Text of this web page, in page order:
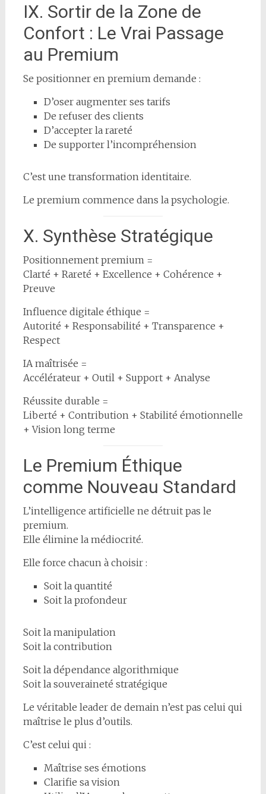
IX. Sortir de la Zone de
Confort : Le Vrai Passage
au Premium
Se positionner en premium demande :
D’oser augmenter ses tarifs
De refuser des clients
D’accepter la rareté
De supporter l’incompréhension
C’est une transformation identitaire.
Le premium commence dans la psychologie.
X. Synthèse Stratégique
Positionnement premium =
Clarté + Rareté + Excellence + Cohérence +
Preuve
Influence digitale éthique =
Autorité + Responsabilité + Transparence +
Respect
IA maîtrisée =
Accélérateur + Outil + Support + Analyse
Réussite durable =
Liberté + Contribution + Stabilité émotionnelle
+ Vision long terme
Le Premium Éthique
comme Nouveau Standard
L’intelligence artificielle ne détruit pas le
premium.
Elle élimine la médiocrité.
Elle force chacun à choisir :
Soit la quantité
Soit la profondeur
Soit la manipulation
Soit la contribution
Soit la dépendance algorithmique
Soit la souveraineté stratégique
Le véritable leader de demain n’est pas celui qui
maîtrise le plus d’outils.
C’est celui qui :
Maîtrise ses émotions
Clarifie sa vision